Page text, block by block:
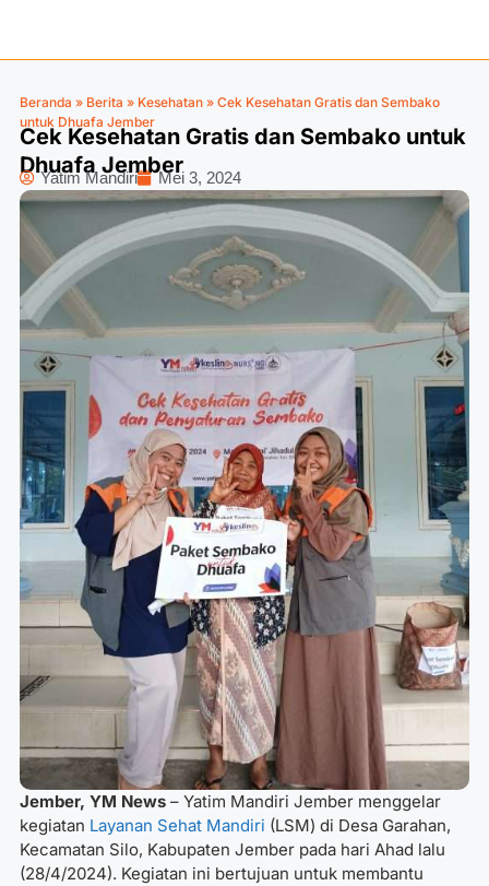
Beranda » Berita » Kesehatan » Cek Kesehatan Gratis dan Sembako
untuk Dhuafa Jember
Cek Kesehatan Gratis dan Sembako untuk
Dhuafa Jember
Yatim Mandiri Mei 3, 2024
Jember, YM News – Yatim Mandiri Jember menggelar
kegiatan Layanan Sehat Mandiri (LSM) di Desa Garahan,
Kecamatan Silo, Kabupaten Jember pada hari Ahad lalu
(28/4/2024). Kegiatan ini bertujuan untuk membantu